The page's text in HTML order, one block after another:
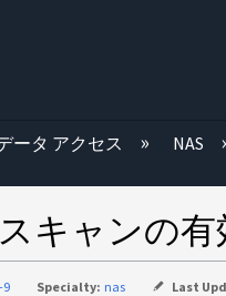
ータ アクセス NAS
キャンの
9 Specialty: nas Last